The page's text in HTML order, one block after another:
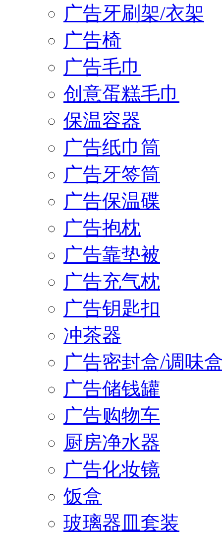
广告牙刷架/衣架
广告椅
广告毛巾
创意蛋糕毛巾
保温容器
广告纸巾筒
广告牙签筒
广告保温碟
广告抱枕
广告靠垫被
广告充气枕
广告钥匙扣
冲茶器
广告密封盒/调味
广告储钱罐
广告购物车
厨房净水器
广告化妆镜
饭盒
玻璃器皿套装